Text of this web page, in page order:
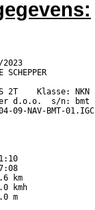
2T    Klasse: NKN
d.o.o.  s/n: bmt
NAV-BMT-01.IGC
km
kmh
m